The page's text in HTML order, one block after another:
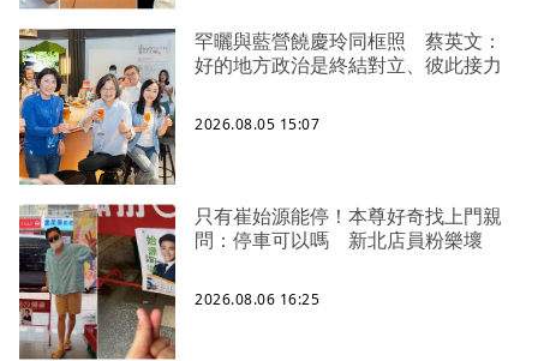
罕曬與藍營饒慶玲同框照 蔡英文：
好的地方政治是終結對立、彼此接力
2026.08.05 15:07
只有崔始源能停！本尊好奇找上門親
問：停車可以嗎 新北店員粉樂壞
2026.08.06 16:25